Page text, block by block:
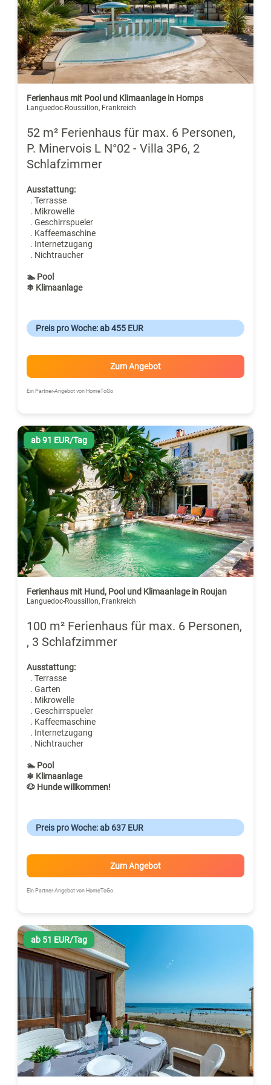
Ferienhaus mit Pool und Klimaanlage in Homps
Languedoc-Roussillon, Frankreich
52 m² Ferienhaus für max. 6 Personen,
P. Minervois L N°02 - Villa 3P6, 2
Schlafzimmer
Ausstattung:
. Terrasse
. Mikrowelle
. Geschirrspueler
. Kaffeemaschine
. Internetzugang
. Nichtraucher
🏊 Pool
❄ Klimaanlage
Preis pro Woche: ab 455 EUR
Zum Angebot
Ein Partner-Angebot von HomeToGo
ab 91 EUR/Tag
Ferienhaus mit Hund, Pool und Klimaanlage in Roujan
Languedoc-Roussillon, Frankreich
100 m² Ferienhaus für max. 6 Personen,
, 3 Schlafzimmer
Ausstattung:
. Terrasse
. Garten
. Mikrowelle
. Geschirrspueler
. Kaffeemaschine
. Internetzugang
. Nichtraucher
🏊 Pool
❄ Klimaanlage
🐶 Hunde willkommen!
Preis pro Woche: ab 637 EUR
Zum Angebot
Ein Partner-Angebot von HomeToGo
ab 51 EUR/Tag